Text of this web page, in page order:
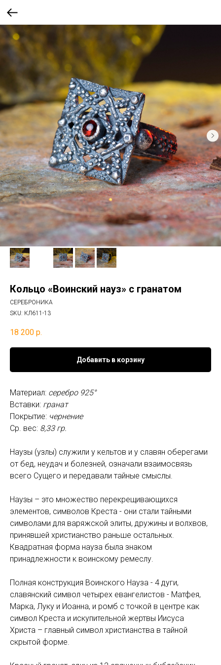
Кольцо «Воинский науз» с гранатом
СЕРЕБРОНИКА
SKU: КЛ611-13
18 200 р.
Добавить в корзину
Материал: серебро 925°
Вставки: гранат
Покрытие: чернение
Ср. вес: 8,33 гр.
Наузы (узлы) служили у кельтов и у славян оберегами
от бед, неудач и болезней, означали взаимосвязь
всего Сущего и передавали тайные смыслы.
Наузы – это множество перекрещивающихся
элементов, символов Креста - они стали тайными
символами для варяжской элиты, дружины и волхвов,
принявшей христианство раньше остальных.
Квадратная форма науза была знаком
принадлежности к воинскому ремеслу.
Полная конструкция Воинского Науза - 4 дуги,
славянский символ четырех евангелистов - Матфея,
Марка, Луку и Иоанна, и ромб с точкой в центре как
символ Креста и искупительной жертвы Иисуса
Христа – главный символ христианства в тайной
скрытой форме.